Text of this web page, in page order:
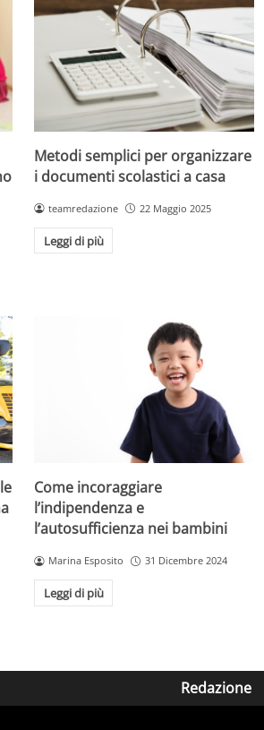
Metodi semplici per organizzare
i documenti scolastici a casa
teamredazione 22 Maggio 2025
Leggi di più
Come incoraggiare
l’indipendenza e
l’autosufficienza nei bambini
Marina Esposito 31 Dicembre 2024
Leggi di più
Redazione